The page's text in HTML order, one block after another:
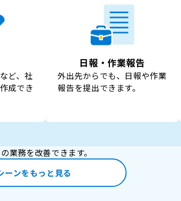
ど、社
成でき
日報・作業報告
外出先からでも、日報や作業
報告を提出できます。
業務を改善できます。
ーンをもっと見る